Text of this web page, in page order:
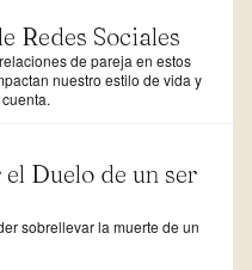
Redes Sociales
de pareja en estos
nuestro estilo de vida y
Duelo de un ser
sobrellevar la muerte de un